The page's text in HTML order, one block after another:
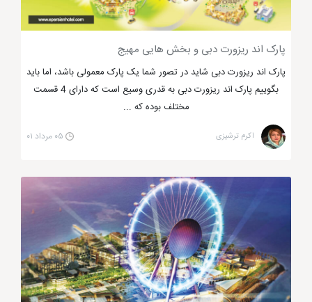
پارک اند ریزورت دبی و بخش هایی مهیج
پارک اند ریزورت دبی شاید در تصور شما یک پارک معمولی باشد، اما باید
بگوییم پارک اند ریزورت دبی به قدری وسیع است که دارای 4 قسمت
مختلف بوده که ...
اکرم ترشیزی ۰۵ مرداد ۰۱